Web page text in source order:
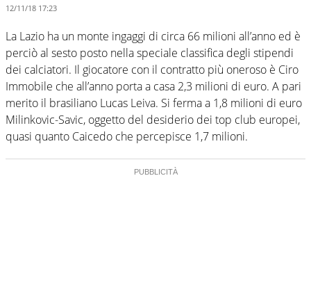
12/11/18 17:23
La Lazio ha un monte ingaggi di circa 66 milioni all’anno ed è
perciò al sesto posto nella speciale classifica degli stipendi
dei calciatori. Il giocatore con il contratto più oneroso è Ciro
Immobile che all’anno porta a casa 2,3 milioni di euro. A pari
merito il brasiliano Lucas Leiva. Si ferma a 1,8 milioni di euro
Milinkovic-Savic, oggetto del desiderio dei top club europei,
quasi quanto Caicedo che percepisce 1,7 milioni.